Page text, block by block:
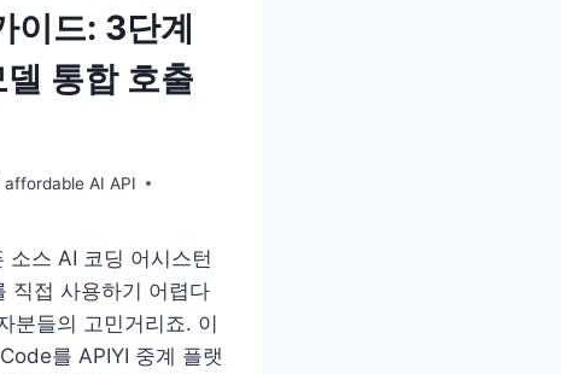
이드: 3단계
통합 호출
AI API
소스 AI 코딩 어시스턴
직접 사용하기 어렵다
분들의 고민거리죠. 이
를 APIYI 중계 플랫